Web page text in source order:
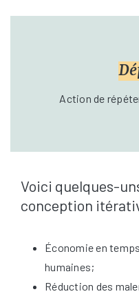
Action de
Voici quelques-
conception
Économie en
humaines;
Réduction des